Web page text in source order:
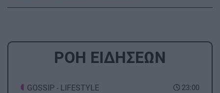
ΡΟΗ ΕΙΔΗΣΕΩΝ
23:00
GOSSIP - LIFESTYLE